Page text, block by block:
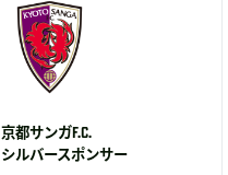
京都サンガF.C.
シルバースポンサー